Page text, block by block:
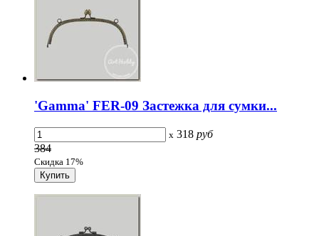
'Gamma' FER-09 Застежка для сумки...
x 318 руб
384
Скидка 17%